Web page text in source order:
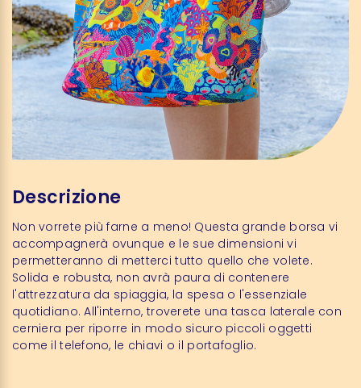
Descrizione
Non vorrete più farne a meno! Questa grande borsa vi
accompagnerà ovunque e le sue dimensioni vi
permetteranno di metterci tutto quello che volete.
Solida e robusta, non avrà paura di contenere
l'attrezzatura da spiaggia, la spesa o l'essenziale
quotidiano. All'interno, troverete una tasca laterale con
cerniera per riporre in modo sicuro piccoli oggetti
come il telefono, le chiavi o il portafoglio.